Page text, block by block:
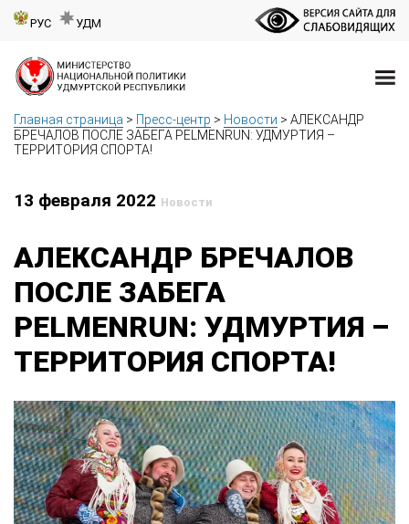
РУС УДМ
Главная страница > Пресс-центр > Новости > АЛЕКСАНДР
БРЕЧАЛОВ ПОСЛЕ ЗАБЕГА PELMENRUN: УДМУРТИЯ –
ТЕРРИТОРИЯ СПОРТА!
13 февраля 2022 Новости
АЛЕКСАНДР БРЕЧАЛОВ
ПОСЛЕ ЗАБЕГА
PELMENRUN: УДМУРТИЯ –
ТЕРРИТОРИЯ СПОРТА!